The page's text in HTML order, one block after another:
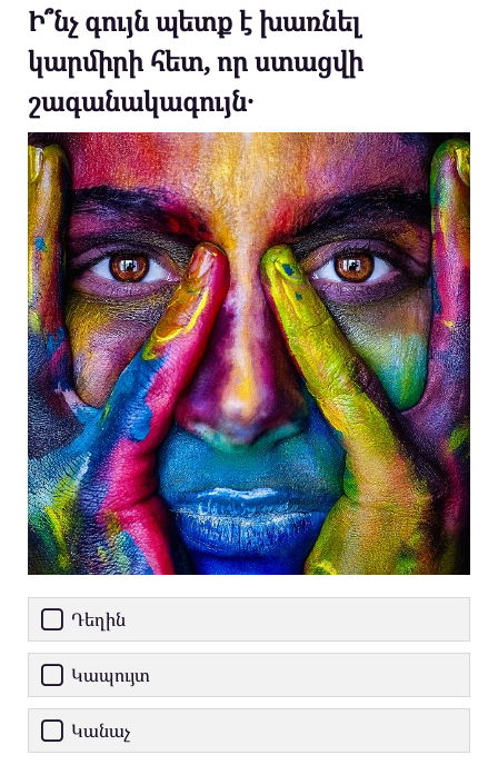
Ի՞նչ գույն պետք է խառնել
կարմիրի հետ, որ ստացվի
շագանակագույն․
Դեղին
Կապույտ
Կանաչ